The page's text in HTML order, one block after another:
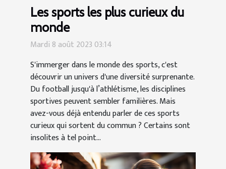
Les sports les plus curieux du
monde
Mardi 8 août 2023 03:14
S'immerger dans le monde des sports, c'est
découvrir un univers d'une diversité surprenante.
Du football jusqu'à l’athlétisme, les disciplines
sportives peuvent sembler familières. Mais
avez-vous déjà entendu parler de ces sports
curieux qui sortent du commun ? Certains sont
insolites à tel point...